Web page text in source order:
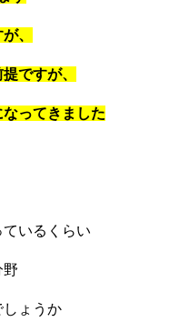
、
ですが、
ってきました
いるくらい
野
しょうか